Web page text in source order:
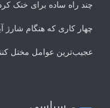
چند راه‌ ساده برای خنک
چهار کاری که هنگام شارژ
عجیب‌ترین عوامل مختل